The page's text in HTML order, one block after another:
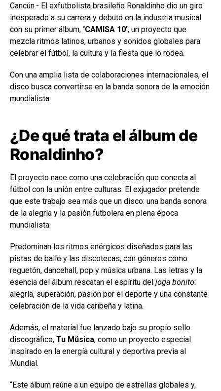
Cancún.- El exfutbolista brasileño Ronaldinho dio un giro
inesperado a su carrera y debutó en la industria musical
con su primer álbum, ‘CAMISA 10’, un proyecto que
mezcla ritmos latinos, urbanos y sonidos globales para
celebrar el fútbol, la cultura y la fiesta que lo rodea.
Con una amplia lista de colaboraciones internacionales, el
disco busca convertirse en la banda sonora de la emoción
mundialista.
¿De qué trata el álbum de
Ronaldinho?
El proyecto nace como una celebración que conecta al
fútbol con la unión entre culturas. El exjugador pretende
que este trabajo sea más que un disco: una banda sonora
de la alegría y la pasión futbolera en plena época
mundialista.
Predominan los ritmos enérgicos diseñados para las
pistas de baile y las discotecas, con géneros como
reguetón, dancehall, pop y música urbana. Las letras y la
esencia del álbum rescatan el espíritu del joga bonito:
alegría, superación, pasión por el deporte y una constante
celebración de la vida caribeña y latina.
Además, el material fue lanzado bajo su propio sello
discográfico, Tu Música, como un proyecto especial
inspirado en la energía cultural y deportiva previa al
Mundial.
“Este álbum reúne a un equipo de estrellas globales y,